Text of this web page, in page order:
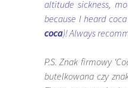
altitude sickness,
because I heard
coca)! Always
P.S. Znak firmowy
butelkowana czy